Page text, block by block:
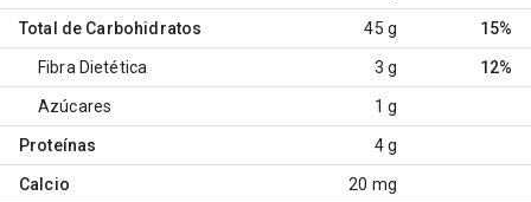
Total de Carbohidratos 45 g 15%
Fibra Dietética 3 g 12%
Azúcares 1 g
Proteínas 4 g
Calcio 20 mg